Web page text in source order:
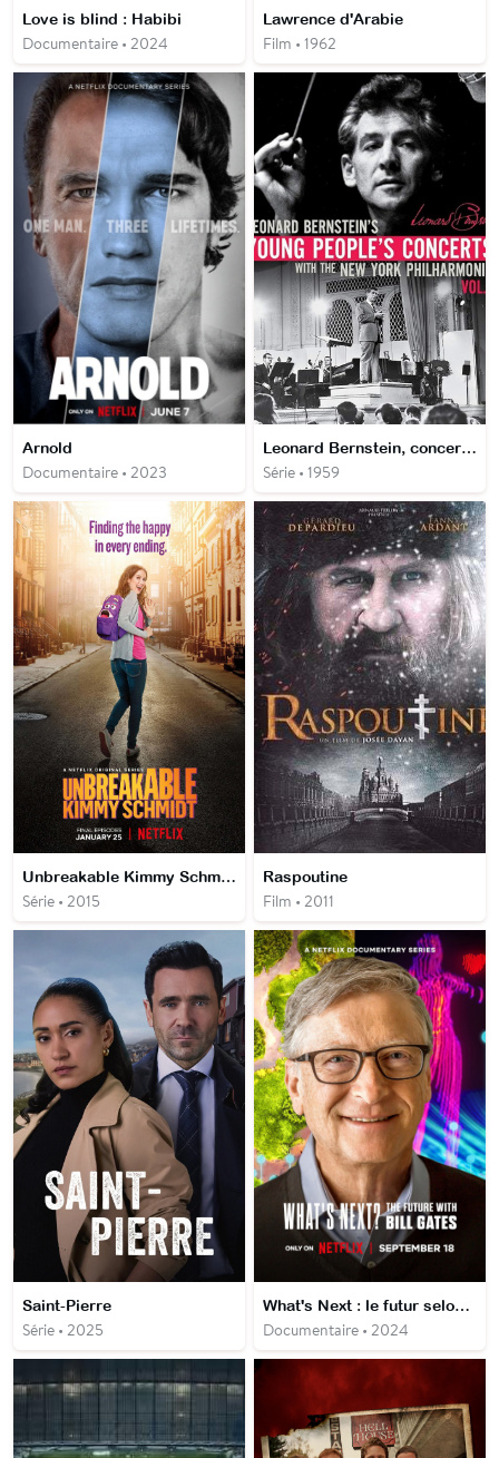
Love is blind : Habibi
Documentaire • 2024
Lawrence d'Arabie
Film • 1962
Arnold
Documentaire • 2023
Leonard Bernstein, concerts pour les jeunes
Série • 1959
Unbreakable Kimmy Schmidt
Série • 2015
Raspoutine
Film • 2011
Saint-Pierre
Série • 2025
What's Next : le futur selon Bill Gates
Documentaire • 2024